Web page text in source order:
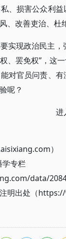
、损害公众利
、改善吏治、杜
实现政治民主
、罢免权”，这
对官员问责、
呢？
进
）
学专栏
data/
明出处（